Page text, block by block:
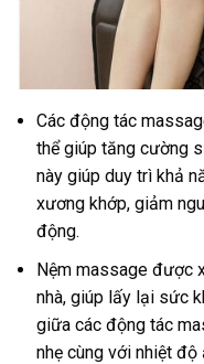
Các động tác
thể giúp tăng cường
này giúp duy trì khả
xương khớp, giảm
động.
Nệm massage được
nhà, giúp lấy lại sức
giữa các động tác
nhẹ cùng với nhiệt